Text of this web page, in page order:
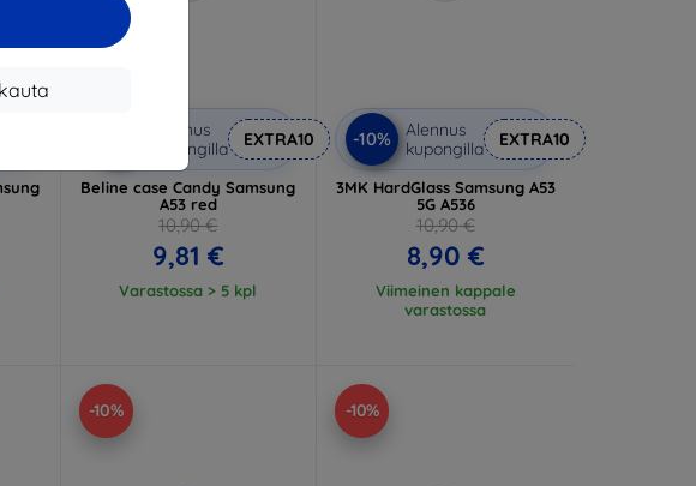
Alennus
kupongilla
EXTRA10
Beline case Candy Samsung
A53 red
10,90 €
9,81 €
Varastossa > 5 kpl
-10%
Alennus
kupongilla
EXTRA10
3MK HardGlass Samsung A53
5G A536
10,90 €
8,90 €
Viimeinen kappale
varastossa
-10% -10%